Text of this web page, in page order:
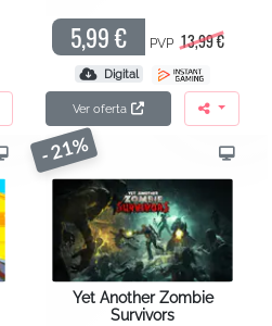
5,99 € PVP 13,99 €
Digital
Ver oferta
- 21%
Yet Another Zombie
Survivors